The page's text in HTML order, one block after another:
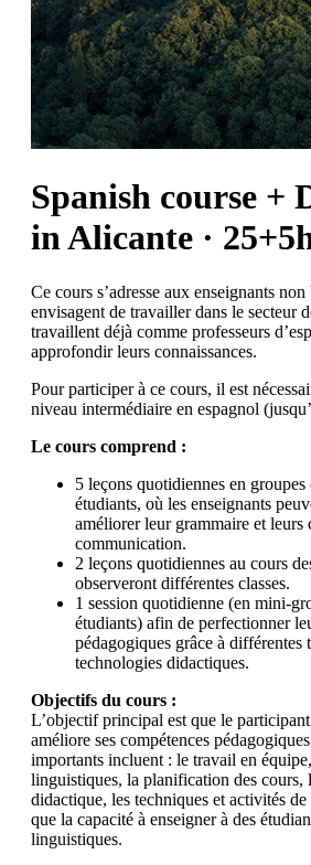
Spanish course +
in Alicante ·
Ce cours s’adresse aux enseignants
envisagent de travailler dans le secteur
travaillent déjà comme professeurs
approfondir leurs connaissances.
Pour participer à ce cours, il est
niveau intermédiaire en espagnol
Le cours comprend :
5 leçons quotidiennes en
étudiants, où les enseignants
améliorer leur grammaire et leurs
communication.
2 leçons quotidiennes au cours
observeront différentes classes.
1 session quotidienne (en mini-
étudiants) afin de perfectionner
pédagogiques grâce à différentes
technologies didactiques.
Objectifs du cours :
L’objectif principal est que le
améliore ses compétences
importants incluent : le travail en
linguistiques, la planification des cours,
didactique, les techniques et activités
que la capacité à enseigner à des
linguistiques.